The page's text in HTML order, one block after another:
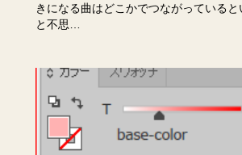
きになる曲はどこかでつながっていると
と不思…